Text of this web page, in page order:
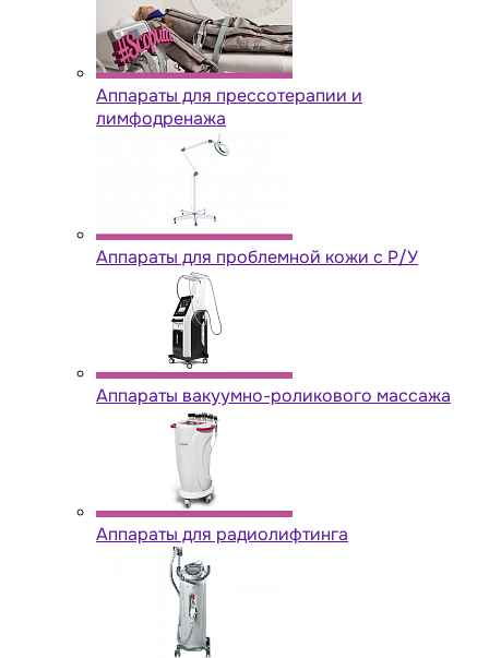
Аппараты для прессотерапии и
лимфодренажа
Аппараты для проблемной кожи с Р/У
Аппараты вакуумно-роликового массажа
Аппараты для радиолифтинга